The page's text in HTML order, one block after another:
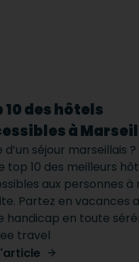
10 des hôtels
à
d’un séjour marseillais
top 10 des meilleurs
aux personnes à
Partez en vacances
handicap en toute
travel